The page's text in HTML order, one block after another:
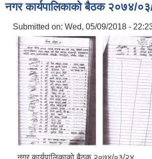
नगर कार्यपालिकाकाे बैठक २०७४/
Submitted on: Wed, 05/09/2018 -
नगर कार्यपालिकाकाे बैठक २०७४/०३/२४